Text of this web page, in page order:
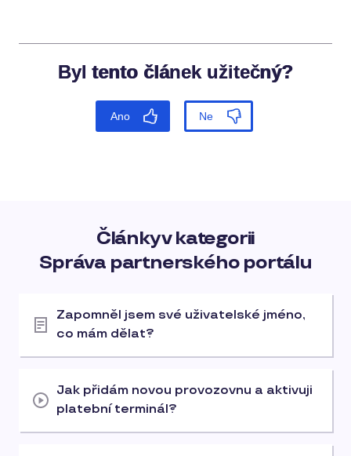
Články v kategorii
Správa partnerského portálu
Zapomněl jsem své uživatelské jméno,
co mám dělat?
Jak přidám novou provozovnu a aktivuji
platební terminál?